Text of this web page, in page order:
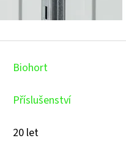
Biohort
Příslušenství
20 let